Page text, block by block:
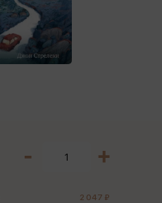
2 047 ₽